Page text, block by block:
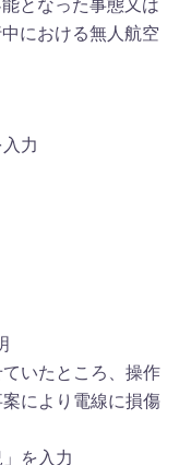
となった事態又は
における無人航空
力
いたところ、操作
により電線に損傷
を入力